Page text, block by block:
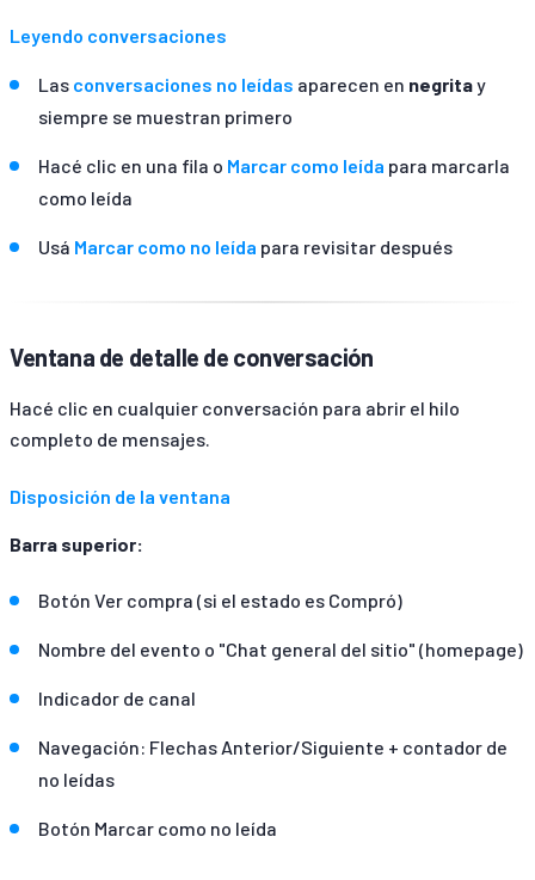
Leyendo conversaciones
Las conversaciones no leídas aparecen en negritay
siempre se muestran primero
Hacé clic en una fila o Marcar como leída para marcarla
como leída
Usá Marcar como no leída para revisitar después
Ventana de detalle de conversación
Hacé clic en cualquier conversación para abrir el hilo
completo de mensajes.
Disposición de la ventana
Barra superior:
Botón Ver compra (si el estado es Compró)
Nombre del evento o "Chat general del sitio" (homepage)
Indicador de canal
Navegación: Flechas Anterior/Siguiente + contador de
no leídas
Botón Marcar como no leída